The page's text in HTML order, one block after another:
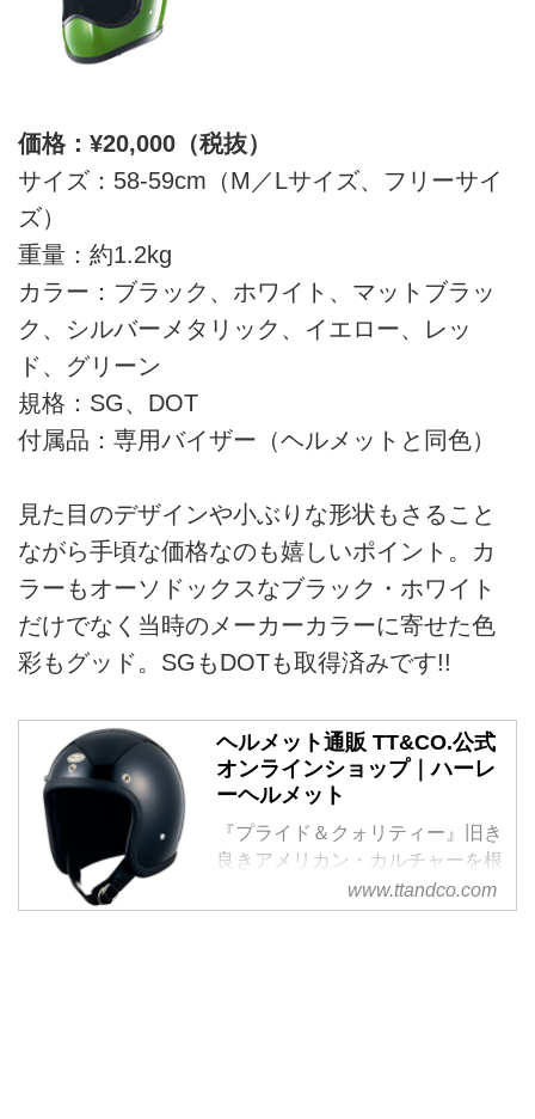
価格：¥20,000（税抜）
サイズ：58-59cm（M／Lサイズ、フリーサイ
ズ）
重量：約1.2kg
カラー：ブラック、ホワイト、マットブラッ
ク、シルバーメタリック、イエロー、レッ
ド、グリーン
規格：SG、DOT
付属品：専用バイザー（ヘルメットと同色）
見た目のデザインや小ぶりな形状もさること
ながら手頃な価格なのも嬉しいポイント。カ
ラーもオーソドックスなブラック・ホワイト
だけでなく当時のメーカーカラーに寄せた色
彩もグッド。SGもDOTも取得済みです!!
ヘルメット通販 TT&CO.公式
オンラインショップ｜ハーレ
ーヘルメット
『プライド＆クォリティー』旧き
良きアメリカン・カルチャーを根
底に持ち、モーターサイクルに対
する熱い想いと、クラフツマンシ
www.ttandco.com